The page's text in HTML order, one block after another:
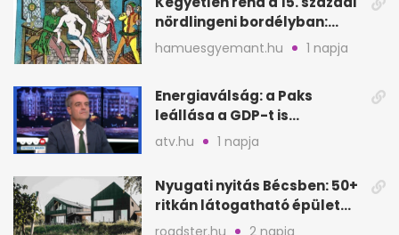
nördlingeni bordélyban:
verés, éheztetés
hamuesgyemant.hu 1 napja
Energiaválság: a Paks
leállása a GDP-t is
megütheti, int az
Oeconomus
atv.hu 1 napja
Nyugati nyitás Bécsben: 50+
ritkán látogatható épület
nyílik meg
roadster.hu 2 napja